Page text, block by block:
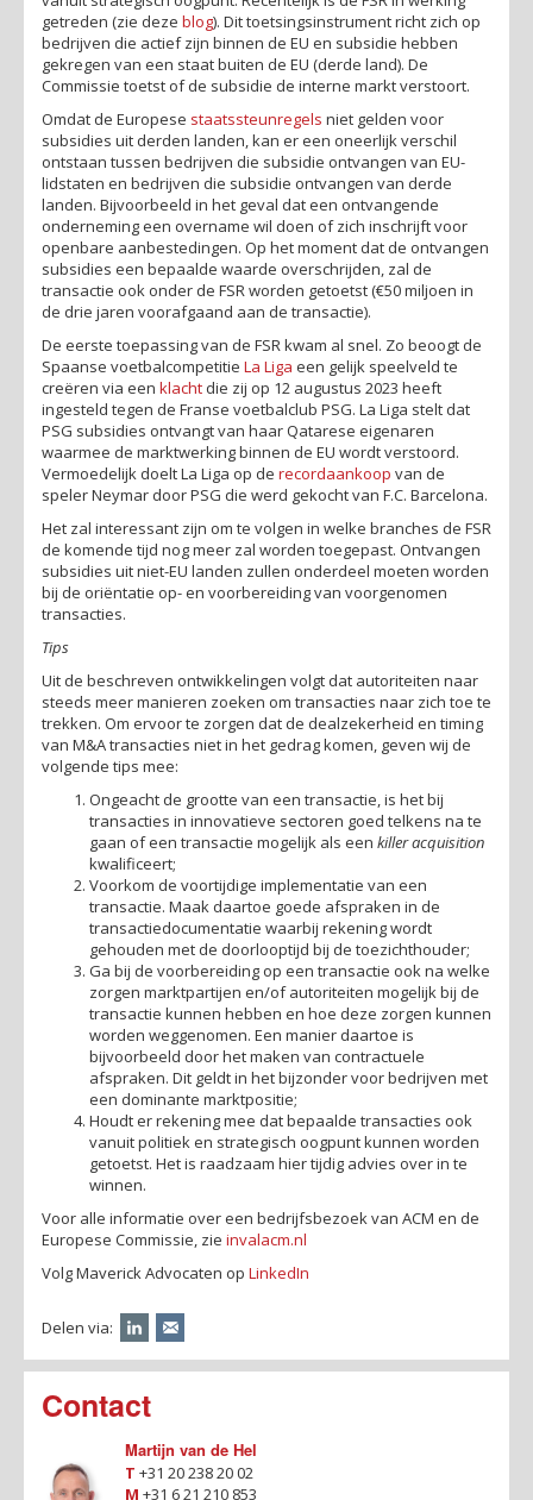
getreden (zie deze blog). Dit toetsingsinstrument richt zich op
bedrijven die actief zijn binnen de EU en subsidie hebben
gekregen van een staat buiten de EU (derde land). De
Commissie toetst of de subsidie de interne markt verstoort.
Omdat de Europese staatssteunregels niet gelden voor
subsidies uit derden landen , kan er een oneerlijk verschil
ontstaan tussen bedrijven die subsidie ontvangen van EU-
lidstaten en bedrijven die subsidie ontvangen van derde
landen. Bijvoorbeeld in het geval dat een ontvangende
onderneming een overname wil doen of zich inschrijft voor
openbare aanbestedingen. Op het moment dat de ontvangen
subsidies een bepaalde waarde overschrijden, zal de
transactie ook onder de FSR worden getoetst (€50 miljoen in
de drie jaren voorafgaand aan de transactie).
De eerste toepassing van de FSR kwam al snel. Zo beoogt de
Spaanse voetbalcompetitie La Liga een gelijk speelveld te
creëren via een klacht die zij op 12 augustus 2023 heeft
ingesteld tegen de Franse voetbalclub PSG. La Liga stelt dat
PSG subsidies ontvangt van haar Qatarese eigenaren
waarmee de marktwerking binnen de EU wordt verstoord.
Vermoedelijk doelt La Liga op de recordaankoop van de
speler Neymar door PSG die werd gekocht van F.C. Barcelona.
Het zal interessant zijn om te volgen in welke branches de FSR
de komende tijd nog meer zal worden toegepast. Ontvangen
subsidies uit niet-EU landen zullen onderdeel moeten worden
bij de oriëntatie op- en voorbereiding van voorgenomen
transacties.
Tips
Uit de beschreven ontwikkelingen volgt dat autoriteiten naar
steeds meer manieren zoeken om transacties naar zich toe te
trekken. Om ervoor te zorgen dat de dealzekerheid en timing
van M&A transacties niet in het gedrag komen, geven wij de
volgende tips mee:
Ongeacht de grootte van een transactie, is het bij
transacties in innovatieve sectoren goed telkens na te
gaan of een transactie mogelijk als een killer acquisition
kwalificeert;
Voorkom de voortijdige implementatie van een
transactie. Maak daartoe goede afspraken in de
transactiedocumentatie waarbij rekening wordt
gehouden met de doorlooptijd bij de toezichthouder;
Ga bij de voorbereiding op een transactie ook na welke
zorgen marktpartijen en/of autoriteiten mogelijk bij de
transactie kunnen hebben en hoe deze zorgen kunnen
worden weggenomen. Een manier daartoe is
bijvoorbeeld door het maken van contractuele
afspraken. Dit geldt in het bijzonder voor bedrijven met
een dominante marktpositie;
Houdt er rekening mee dat bepaalde transacties ook
vanuit politiek en strategisch oogpunt kunnen worden
getoetst. Het is raadzaam hier tijdig advies over in te
winnen.
Voor alle informatie over een bedrijfsbezoek van ACM en de
Europese Commissie, zie invalacm.nl
Volg Maverick Advocaten op LinkedIn
Delen via:
Contact
Martijn van de Hel
T +31 20 238 20 02
M +31 6 21 210 853